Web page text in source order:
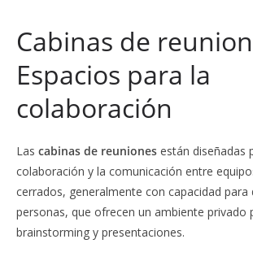
Cabinas de
Espacios para la
colaboración
Las cabinas de reuniones están diseñadas
colaboración y la comunicación entre
cerrados, generalmente con capacidad para
personas, que ofrecen un ambiente privado
brainstorming y presentaciones.